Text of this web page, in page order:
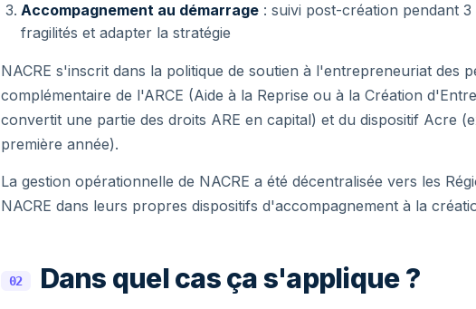
Accompagnement au démarrage : suivi post-création pendant
fragilités et adapter la stratégie
NACRE s'inscrit dans la politique de soutien à l'entrepreneuriat des
complémentaire de l'ARCE (Aide à la Reprise ou à la Création
convertit une partie des droits ARE en capital) et du dispositif Acre
première année).
La gestion opérationnelle de NACRE a été décentralisée vers les
NACRE dans leurs propres dispositifs d'accompagnement à la
02 Dans quel cas ça s'applique ?